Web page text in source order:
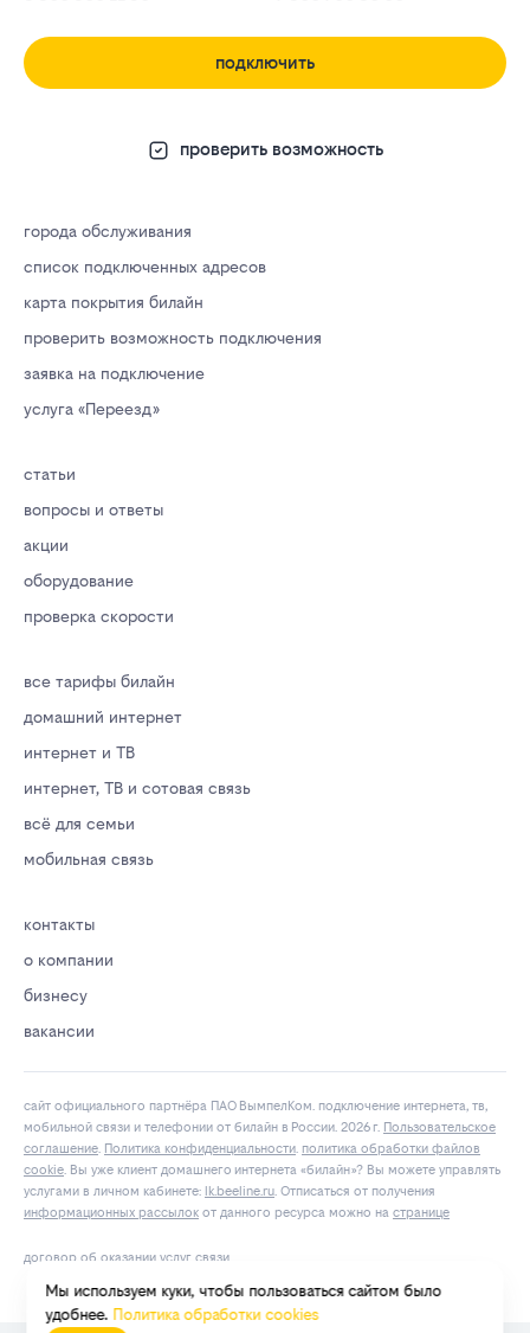
подключить
проверить возможность
города обслуживания
список подключенных адресов
карта покрытия билайн
проверить возможность подключения
заявка на подключение
услуга «Переезд»
статьи
вопросы и ответы
акции
оборудование
проверка скорости
все тарифы билайн
домашний интернет
интернет и ТВ
интернет, ТВ и сотовая связь
всё для семьи
мобильная связь
контакты
о компании
бизнесу
вакансии
сайт официального партнёра ПАО ВымпелКом. подключение интернета, тв,
мобильной связи и телефонии от билайн в России. 2026 г. Пользовательское
соглашение. Политика конфиденциальности. политика обработки файлов
cookie. Вы уже клиент домашнего интернета «билайн»? Вы можете управлять
услугами в личнoм кaбинeтe: lk.bееlinе.ru. Отписаться от получения
информационных рассылок от данного ресурса можно на странице
договор об оказании услуг связи
Мы используем куки, чтобы пользоваться сайтом было
удобнее. Политика обработки cookies